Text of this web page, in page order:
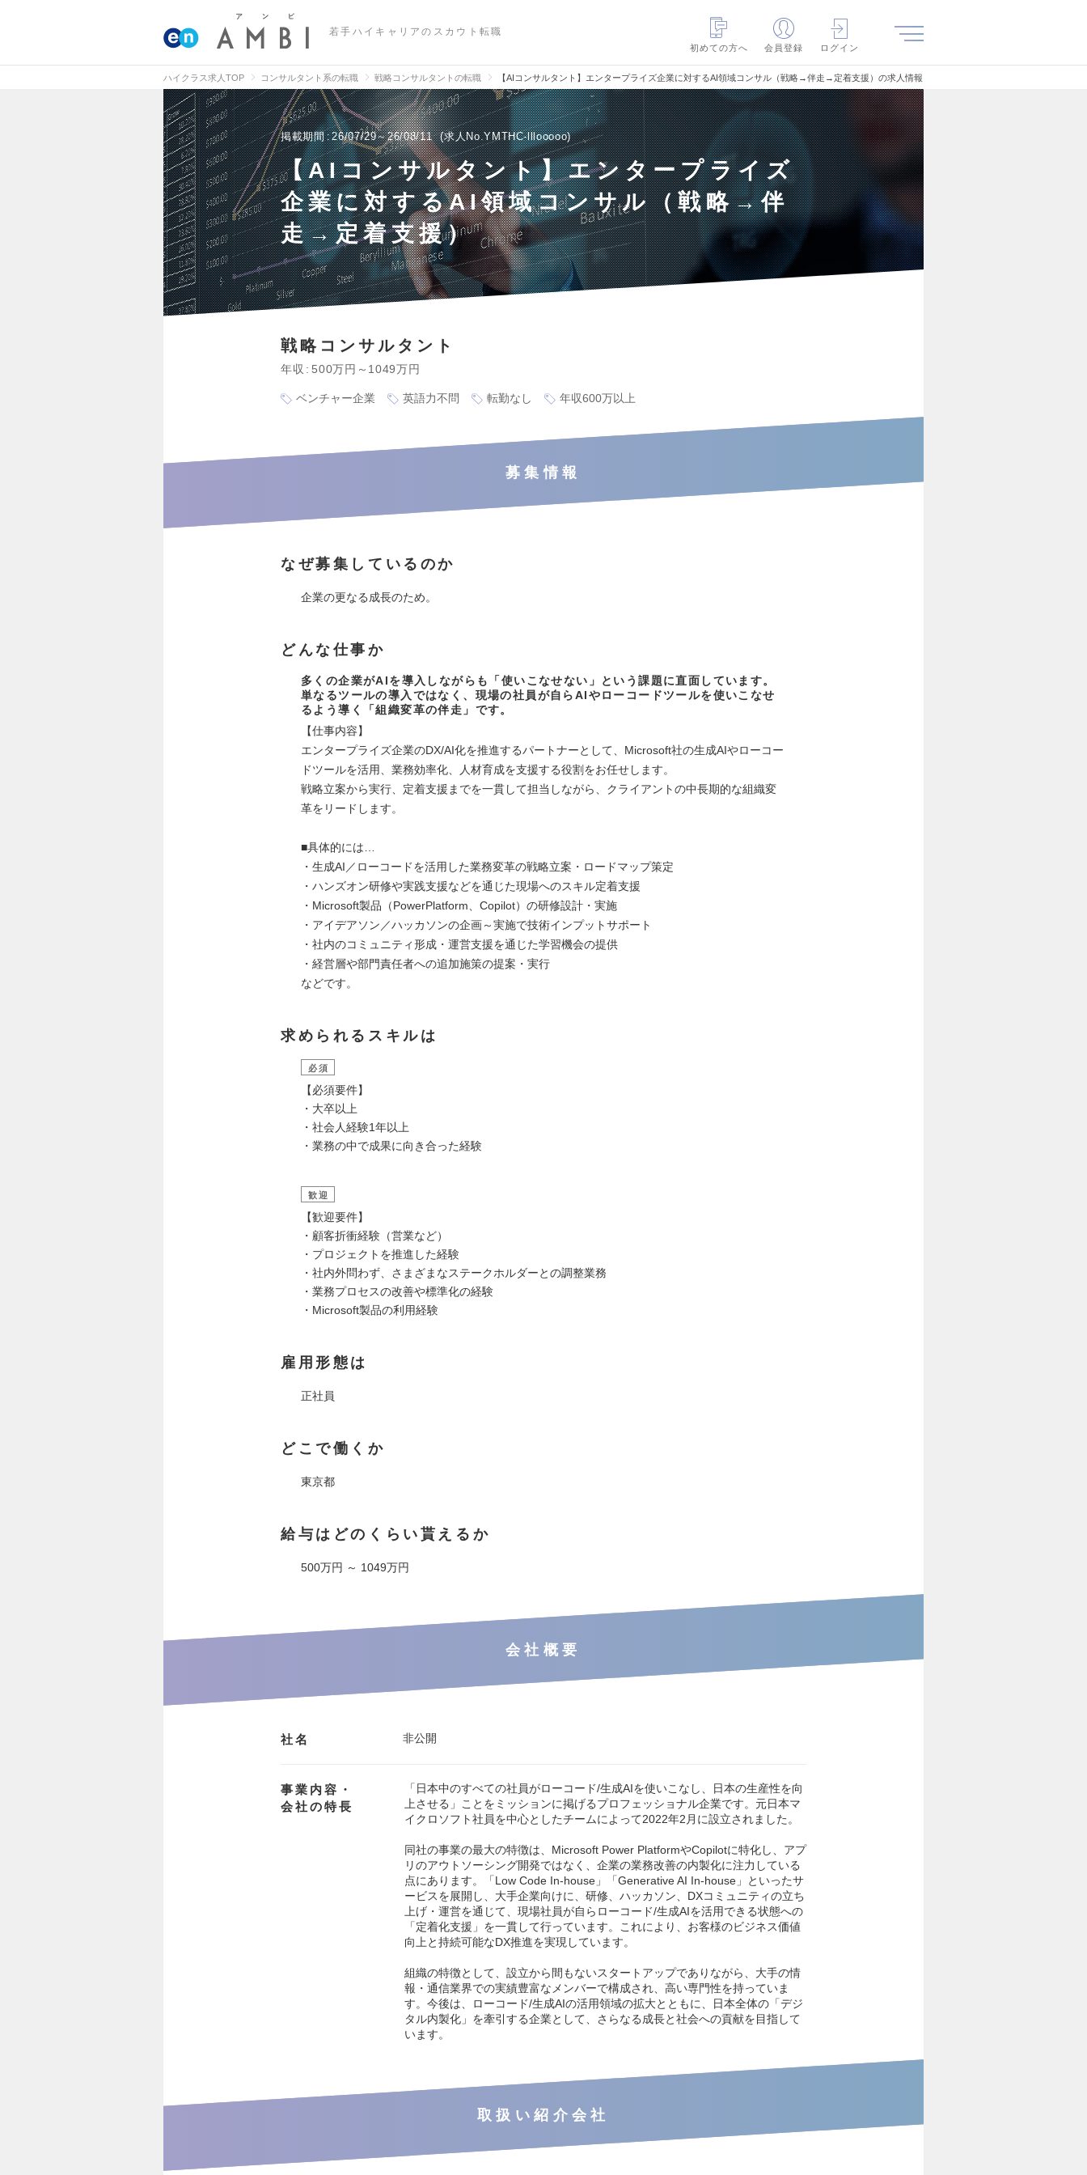
若手ハイキャリアのスカウト転職
初めての方へ
会員登録 ログイン
ハイクラス求人TOP コンサルタント系の転職 戦略コンサルタントの転職 【AIコンサルタント】エンタープライズ企業に対するAI領域コンサル（戦略→伴走→定着支援）の求人情報
掲載期間 26/07/29～26/08/11 求人No.YMTHC-lllooooo
【AIコンサルタント】エンタープライズ
企業に対するAI領域コンサル（戦略→伴
走→定着支援）
戦略コンサルタント
年収 500万円～1049万円
ベンチャー企業 英語力不問 転勤なし 年収600万以上
募集情報
なぜ募集しているのか
企業の更なる成長のため。
どんな仕事か
多くの企業がAIを導入しながらも「使いこなせない」という課題に直面しています。
単なるツールの導入ではなく、現場の社員が自らAIやローコードツールを使いこなせ
るよう導く「組織変革の伴走」です。
【仕事内容】
エンタープライズ企業のDX/AI化を推進するパートナーとして、Microsoft社の生成AIやローコー
ドツールを活用、業務効率化、人材育成を支援する役割をお任せします。
戦略立案から実行、定着支援までを一貫して担当しながら、クライアントの中長期的な組織変
革をリードします。
■具体的には…
・生成AI／ローコードを活用した業務変革の戦略立案・ロードマップ策定
・ハンズオン研修や実践支援などを通じた現場へのスキル定着支援
・Microsoft製品（PowerPlatform、Copilot）の研修設計・実施
・アイデアソン／ハッカソンの企画～実施で技術インプットサポート
・社内のコミュニティ形成・運営支援を通じた学習機会の提供
・経営層や部門責任者への追加施策の提案・実行
などです。
求められるスキルは
必須
【必須要件】
・大卒以上
・社会人経験1年以上
・業務の中で成果に向き合った経験
歓迎
【歓迎要件】
・顧客折衝経験（営業など）
・プロジェクトを推進した経験
・社内外問わず、さまざまなステークホルダーとの調整業務
・業務プロセスの改善や標準化の経験
・Microsoft製品の利用経験
雇用形態は
正社員
どこで働くか
東京都
給与はどのくらい貰えるか
500万円 ～ 1049万円
会社概要
社名 非公開
事業内容・
会社の特長
「日本中のすべての社員がローコード/生成AIを使いこなし、日本の生産性を向
上させる」ことをミッションに掲げるプロフェッショナル企業です。元日本マ
イクロソフト社員を中心としたチームによって2022年2月に設立されました。
同社の事業の最大の特徴は、Microsoft Power PlatformやCopilotに特化し、アプ
リのアウトソーシング開発ではなく、企業の業務改善の内製化に注力している
点にあります。「Low Code In-house」「Generative AI In-house」といったサ
ービスを展開し、大手企業向けに、研修、ハッカソン、DXコミュニティの立ち
上げ・運営を通じて、現場社員が自らローコード/生成AIを活用できる状態への
「定着化支援」を一貫して行っています。これにより、お客様のビジネス価値
向上と持続可能なDX推進を実現しています。
組織の特徴として、設立から間もないスタートアップでありながら、大手の情
報・通信業界での実績豊富なメンバーで構成され、高い専門性を持っていま
す。今後は、ローコード/生成AIの活用領域の拡大とともに、日本全体の「デジ
タル内製化」を牽引する企業として、さらなる成長と社会への貢献を目指して
います。
取扱い紹介会社